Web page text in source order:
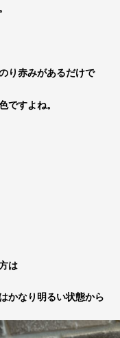
り赤みがあるだけで
ですよね。
は
かなり明るい状態から